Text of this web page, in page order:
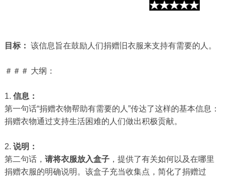
目标： 该信息旨在鼓励人们捐赠旧衣服来支持有需要的人。
＃＃＃ 大纲：
1. 信息：
第一句话“捐赠衣物帮助有需要的人”传达了这样的基本信息：
捐赠衣物通过支持生活困难的人们做出积极贡献。
2. 说明：
第二句话， 请将衣服放入盒子，提供了有关如何以及在哪里
捐赠衣服的明确说明。该盒子充当收集点，简化了捐赠过